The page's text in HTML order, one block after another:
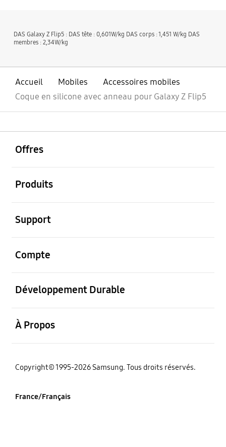
DAS Galaxy Z Flip5 : DAS tête : 0,601W/kg DAS corps : 1,451 W/kg DAS
membres : 2,34W/kg
Accueil Mobiles
Accessoires mobiles
Coque en silicone avec anneau pour Galaxy Z Flip5
Offres
Produits
Support
Compte
Développement Durable
À Propos
‌Copyright© 1995-2026 Samsung. Tous droits réservés.
France/Français